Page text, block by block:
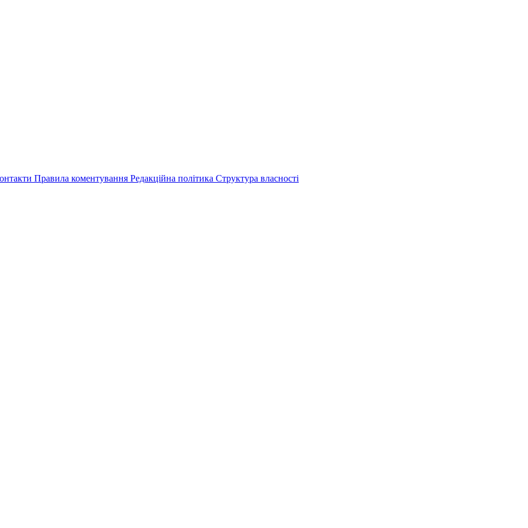
Правила коментування Редакційна політика Структура власності